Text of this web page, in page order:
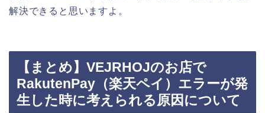
解決できると思いますよ。
【まとめ】VEJRHOJのお店で
RakutenPay（楽天ペイ）エラーが発
生した時に考えられる原因について